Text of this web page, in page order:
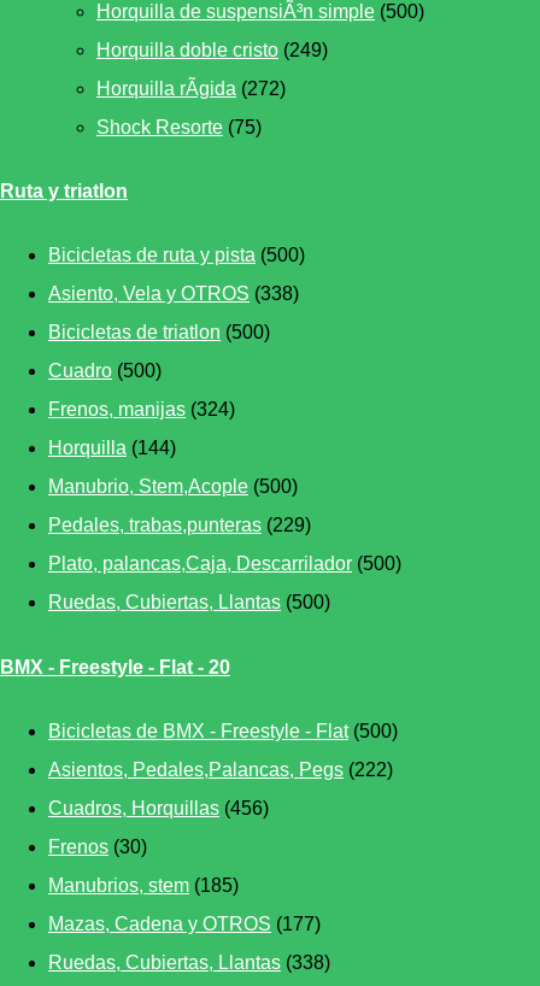
Horquilla de suspensiÃ³n simple (500)
Horquilla doble cristo (249)
Horquilla rÃ­gida (272)
Shock Resorte (75)
Ruta y triatlon
Bicicletas de ruta y pista (500)
Asiento, Vela y OTROS (338)
Bicicletas de triatlon (500)
Cuadro (500)
Frenos, manijas (324)
Horquilla (144)
Manubrio, Stem,Acople (500)
Pedales, trabas,punteras (229)
Plato, palancas,Caja, Descarrilador (500)
Ruedas, Cubiertas, Llantas (500)
BMX - Freestyle - Flat - 20
Bicicletas de BMX - Freestyle - Flat(500)
Asientos, Pedales,Palancas, Pegs (222)
Cuadros, Horquillas (456)
Frenos (30)
Manubrios, stem (185)
Mazas, Cadena y OTROS (177)
Ruedas, Cubiertas, Llantas (338)